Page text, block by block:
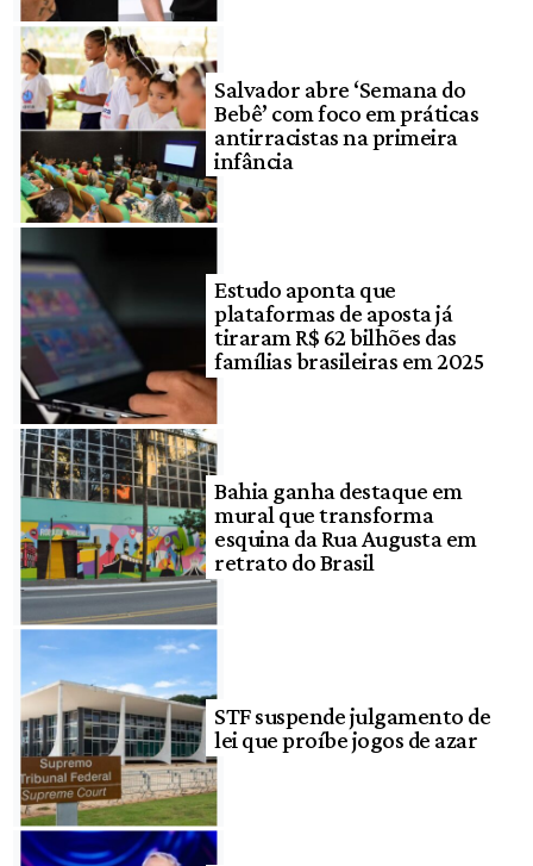
Salvador abre ‘Semana do
Bebê’ com foco em práticas
antirracistas na primeira
infância
Estudo aponta que
plataformas de aposta já
tiraram R$ 62 bilhões das
famílias brasileiras em 2025
Bahia ganha destaque em
mural que transforma
esquina da Rua Augusta em
retrato do Brasil
STF suspende julgamento de
lei que proíbe jogos de azar